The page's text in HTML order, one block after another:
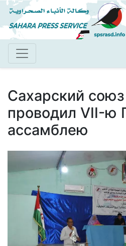
к
Сахарский
проводил VII-ю
ассамблею